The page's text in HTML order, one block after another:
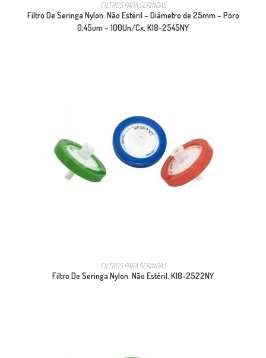
FILTROS PARA SERINGAS
Filtro De Seringa Nylon. Não Estéril – Diâmetro de 25mm – Poro
0,45um – 100Un/Cx. K18-2545NY
FILTROS PARA SERINGAS
Filtro De Seringa Nylon. Não Estéril. K18-2522NY